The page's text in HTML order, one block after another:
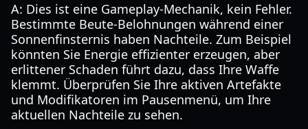
A: Dies ist eine Gameplay-Mechanik, kein Fehler.
Bestimmte Beute-Belohnungen während einer
Sonnenfinsternis haben Nachteile. Zum Beispiel
könnten Sie Energie effizienter erzeugen, aber
erlittener Schaden führt dazu, dass Ihre Waffe
klemmt. Überprüfen Sie Ihre aktiven Artefakte
und Modifikatoren im Pausenmenü, um Ihre
aktuellen Nachteile zu sehen.